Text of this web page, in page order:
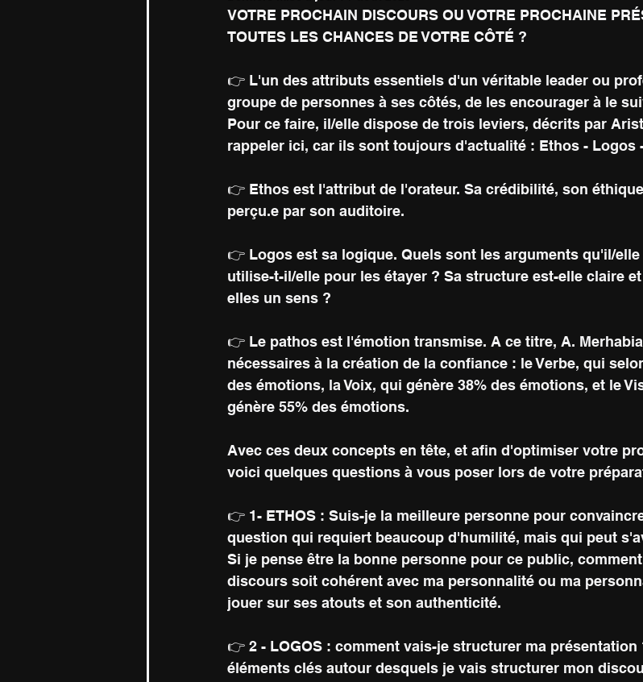
VOTRE PROCHAIN DISCOURS OU VOTRE PROCHAINE
TOUTES LES CHANCES DE VOTRE CÔTÉ ?
👉 L'un des attributs essentiels d'un véritable leader ou
groupe de personnes à ses côtés, de les encourager à le
Pour ce faire, il/elle dispose de trois leviers, décrits par
rappeler ici, car ils sont toujours d'actualité : Ethos - Logos
👉 Ethos est l'attribut de l'orateur. Sa crédibilité, son
perçu.e par son auditoire.
👉 Logos est sa logique. Quels sont les arguments qu'il/
utilise-t-il/elle pour les étayer ? Sa structure est-elle claire
elles un sens ?
👉 Le pathos est l'émotion transmise. A ce titre, A.
nécessaires à la création de la confiance : le Verbe, qui
des émotions, la Voix, qui génère 38% des émotions, et le
génère 55% des émotions.
Avec ces deux concepts en tête, et afin d'optimiser votre
voici quelques questions à vous poser lors de votre
👉 1- ETHOS : Suis-je la meilleure personne pour
question qui requiert beaucoup d'humilité, mais qui peut
Si je pense être la bonne personne pour ce public,
discours soit cohérent avec ma personnalité ou ma
jouer sur ses atouts et son authenticité.
👉 2 - LOGOS : comment vais-je structurer ma
éléments clés autour desquels je vais structurer mon